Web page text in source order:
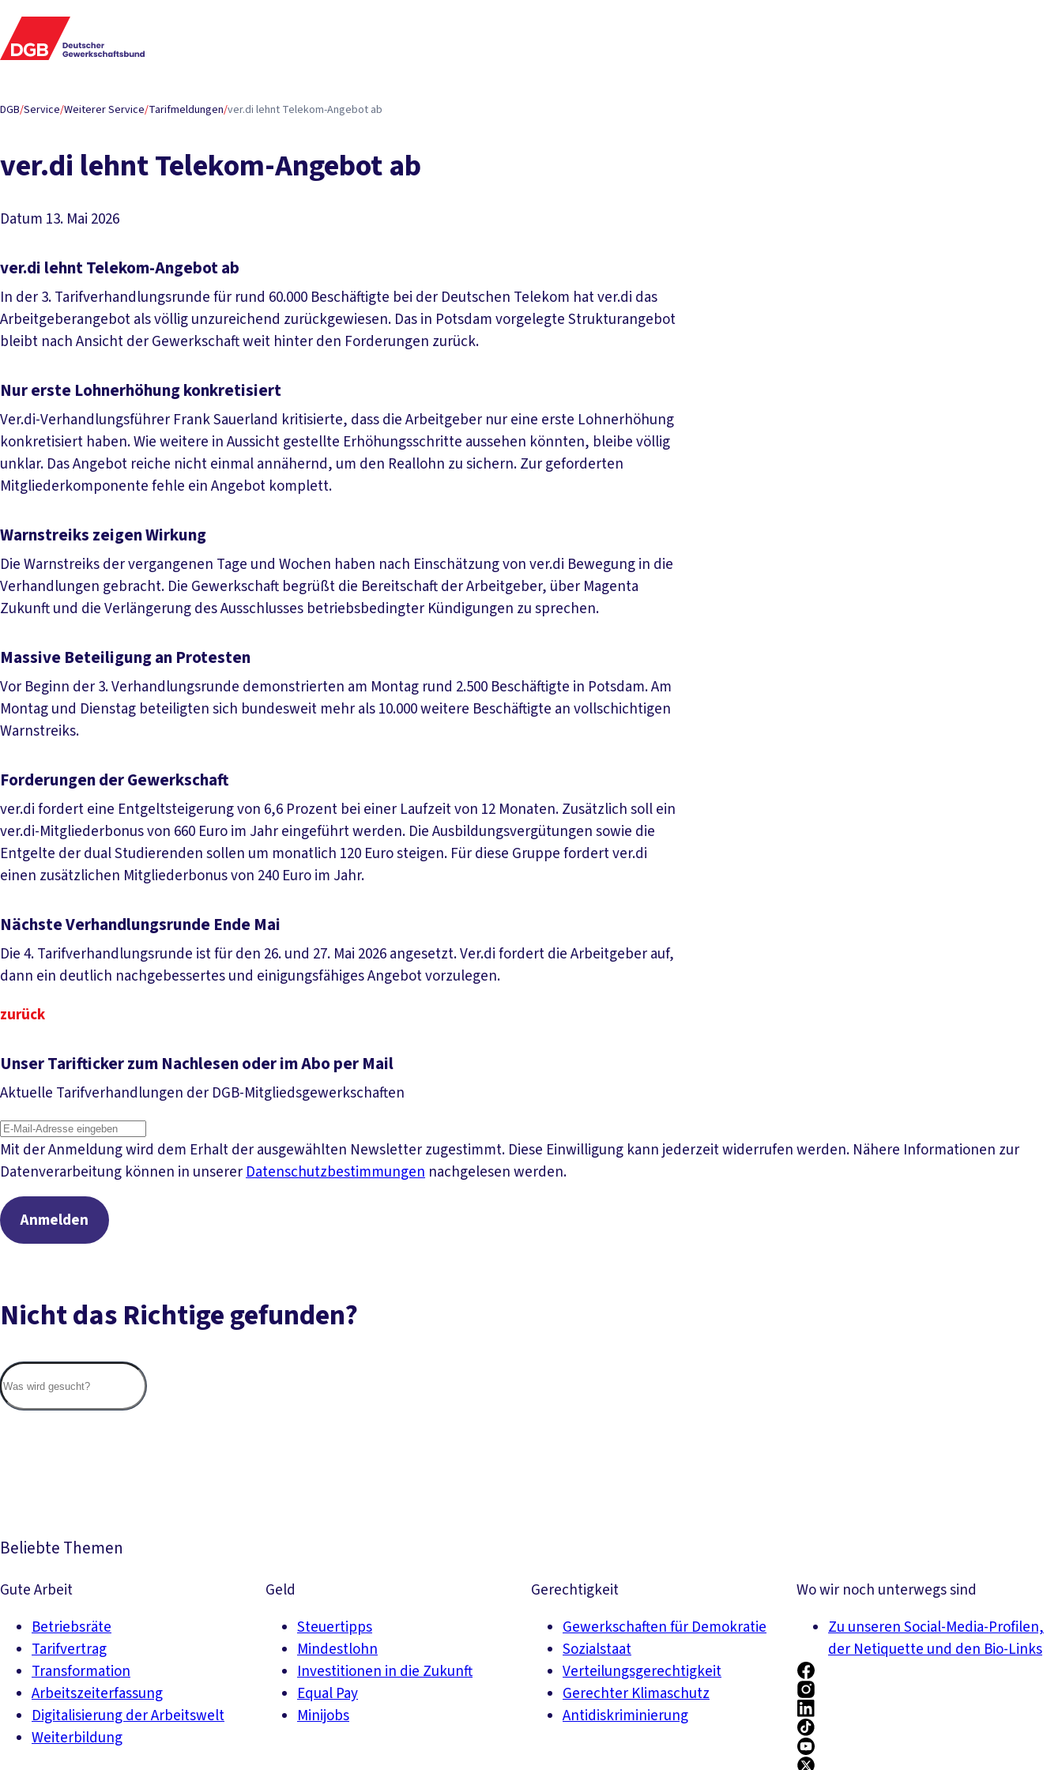
DGB/Service/Weiterer Service/Tarifmeldungen/ver.di lehnt Telekom-Angebot ab
ver.di lehnt Telekom-Angebot ab
Datum 13. Mai 2026
ver.di lehnt Telekom-Angebot ab
In der 3. Tarifverhandlungsrunde für rund 60.000 Beschäftigte bei der Deutschen Telekom hat ver.di das
Arbeitgeberangebot als völlig unzureichend zurückgewiesen. Das in Potsdam vorgelegte Strukturangebot
bleibt nach Ansicht der Gewerkschaft weit hinter den Forderungen zurück.
Nur erste Lohnerhöhung konkretisiert
Ver.di-Verhandlungsführer Frank Sauerland kritisierte, dass die Arbeitgeber nur eine erste Lohnerhöhung
konkretisiert haben. Wie weitere in Aussicht gestellte Erhöhungsschritte aussehen könnten, bleibe völlig
unklar. Das Angebot reiche nicht einmal annähernd, um den Reallohn zu sichern. Zur geforderten
Mitgliederkomponente fehle ein Angebot komplett.
Warnstreiks zeigen Wirkung
Die Warnstreiks der vergangenen Tage und Wochen haben nach Einschätzung von ver.di Bewegung in die
Verhandlungen gebracht. Die Gewerkschaft begrüßt die Bereitschaft der Arbeitgeber, über Magenta
Zukunft und die Verlängerung des Ausschlusses betriebsbedingter Kündigungen zu sprechen.
Massive Beteiligung an Protesten
Vor Beginn der 3. Verhandlungsrunde demonstrierten am Montag rund 2.500 Beschäftigte in Potsdam. Am
Montag und Dienstag beteiligten sich bundesweit mehr als 10.000 weitere Beschäftigte an vollschichtigen
Warnstreiks.
Forderungen der Gewerkschaft
ver.di fordert eine Entgeltsteigerung von 6,6 Prozent bei einer Laufzeit von 12 Monaten. Zusätzlich soll ein
ver.di-Mitgliederbonus von 660 Euro im Jahr eingeführt werden. Die Ausbildungsvergütungen sowie die
Entgelte der dual Studierenden sollen um monatlich 120 Euro steigen. Für diese Gruppe fordert ver.di
einen zusätzlichen Mitgliederbonus von 240 Euro im Jahr.
Nächste Verhandlungsrunde Ende Mai
Die 4. Tarifverhandlungsrunde ist für den 26. und 27. Mai 2026 angesetzt. Ver.di fordert die Arbeitgeber auf,
dann ein deutlich nachgebessertes und einigungsfähiges Angebot vorzulegen.
zurück
Unser Tarifticker zum Nachlesen oder im Abo per Mail
Aktuelle Tarifverhandlungen der DGB-Mitgliedsgewerkschaften
Mit der Anmeldung wird dem Erhalt der ausgewählten Newsletter zugestimmt. Diese Einwilligung kann jederzeit widerrufen werden. Nähere Informationen zur
Datenverarbeitung können in unsererDatenschutzbestimmungen nachgelesen werden.
Anmelden
Nicht das Richtige gefunden?
Beliebte Themen
Gute Arbeit
Betriebsräte
Tarifvertrag
Transformation
Arbeitszeiterfassung
Digitalisierung der Arbeitswelt
Weiterbildung
Geld
Steuertipps
Mindestlohn
Investitionen in die Zukunft
Equal Pay
Minijobs
Gerechtigkeit
Gewerkschaften für Demokratie
Sozialstaat
Verteilungsgerechtigkeit
Gerechter Klimaschutz
Antidiskriminierung
Wo wir noch unterwegs sind
Zu unseren Social-Media-Profilen,
der Netiquette und den Bio-Links